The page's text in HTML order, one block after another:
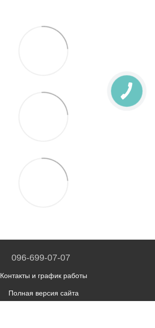
096-699-07-07
Контакты и график работы
Полная версия сайта